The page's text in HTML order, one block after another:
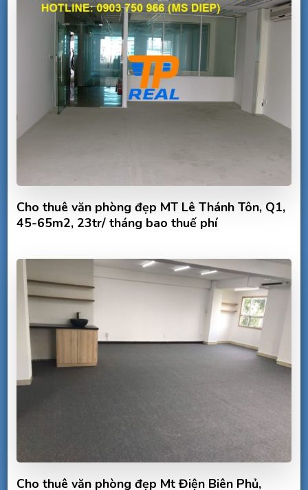
Cho thuê văn phòng đẹp MT Lê Thánh Tôn, Q1,
45-65m2, 23tr/ tháng bao thuế phí
Cho thuê văn phòng đẹp Mt Điện Biên Phủ,